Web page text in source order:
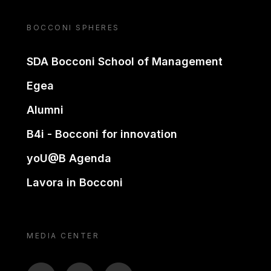
BOCCONI SPHERES
SDA Bocconi School of Management
Egea
Alumni
B4i - Bocconi for innovation
yoU@B Agenda
Lavora in Bocconi
MEDIA CENTER